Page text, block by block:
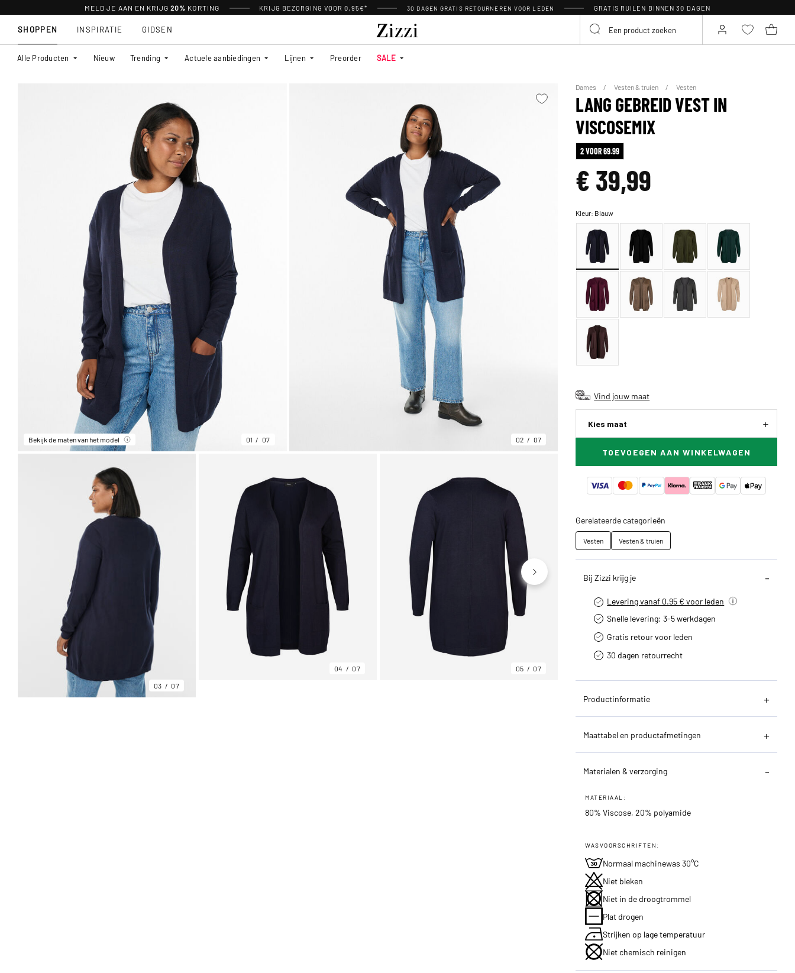
MELD JE AAN EN KRIJG 20% KORTING KRIJG BEZORGING VOOR 0,95€* 30 DAGEN GRATIS RETOURNEREN VOOR LEDEN GRATIS RUILEN BINNEN 30 DAGEN
SHOPPEN
Alle Producten Nieuw Trending Actuele aanbiedingen Lijnen Preorder SALE
INSPIRATIE GIDSEN
Bekijk de maten van het model 01 07 02 07
03 07
04 07 05 07
Dames Vesten & truien Vesten
LANG GEBREID VEST IN
VISCOSEMIX
2 VOOR 69.99
€ 39,99
Kleur: Blauw
Vind jouw maat
Kies maat
TOEVOEGEN AAN WINKELWAGEN
Gerelateerde categorieën
Vesten Vesten & truien
Bij Zizzi krijg je
Levering vanaf 0.95 € voor leden
Snelle levering: 3-5 werkdagen
Gratis retour voor leden
30 dagen retourrecht­
Productinformatie
Maattabel en productafmetingen
Materialen & verzorging
MATERIAAL:
80% Viscose, 20% polyamide
WASVOORSCHRIFTEN:
Normaal machinewas 30°C
Niet bleken
Niet in de droogtrommel
Plat drogen
Strijken op lage temperatuur
Niet chemisch reinigen